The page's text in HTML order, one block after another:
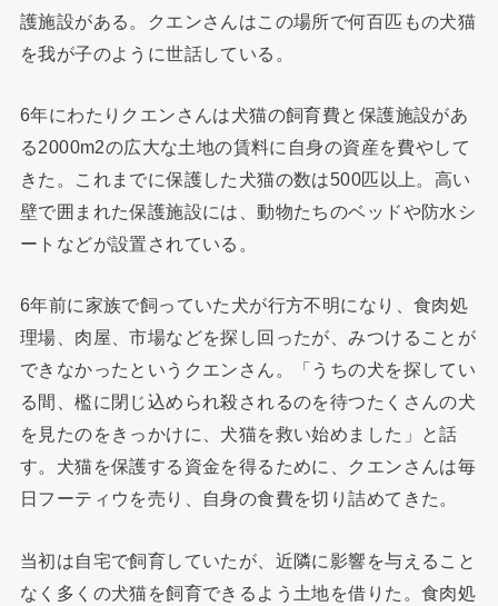
護施設がある。クエンさんはこの場所で何百匹もの犬猫
を我が子のように世話している。
6年にわたりクエンさんは犬猫の飼育費と保護施設があ
る2000m2の広大な土地の賃料に自身の資産を費やして
きた。これまでに保護した犬猫の数は500匹以上。高い
壁で囲まれた保護施設には、動物たちのベッドや防水シ
ートなどが設置されている。
6年前に家族で飼っていた犬が行方不明になり、食肉処
理場、肉屋、市場などを探し回ったが、みつけることが
できなかったというクエンさん。「うちの犬を探してい
る間、檻に閉じ込められ殺されるのを待つたくさんの犬
を見たのをきっかけに、犬猫を救い始めました」と話
す。犬猫を保護する資金を得るために、クエンさんは毎
日フーティウを売り、自身の食費を切り詰めてきた。
当初は自宅で飼育していたが、近隣に影響を与えること
なく多くの犬猫を飼育できるよう土地を借りた。食肉処